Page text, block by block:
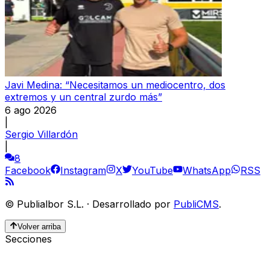
Javi Medina: “Necesitamos un mediocentro, dos
extremos y un central zurdo más”
6 ago 2026
Sergio Villardón
8
Facebook
Instagram X YouTube WhatsApp RSS
© Publialbor S.L. · Desarrollado por PubliCMS.
Volver arriba
Secciones